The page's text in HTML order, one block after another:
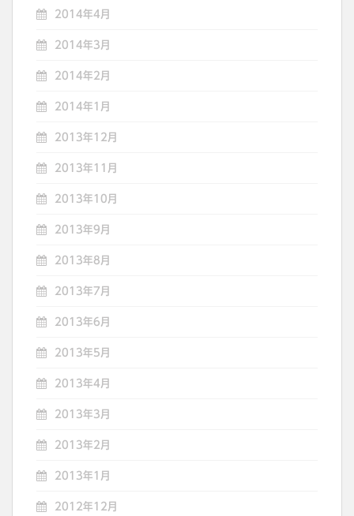
2014年4月
2014年3月
2014年2月
2014年1月
2013年12月
2013年11月
2013年10月
2013年9月
2013年8月
2013年7月
2013年6月
2013年5月
2013年4月
2013年3月
2013年2月
2013年1月
2012年12月